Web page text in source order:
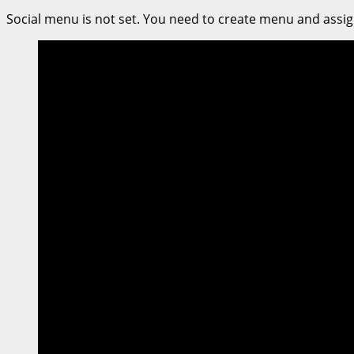
ชวน
ประกวด
Social menu is not set. You need to create menu and